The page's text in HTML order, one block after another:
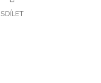
SDÍLET